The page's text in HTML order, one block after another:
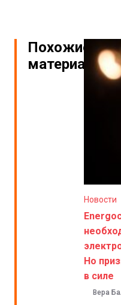
Похожие
материалы
Новости
Но
в силе
Вера